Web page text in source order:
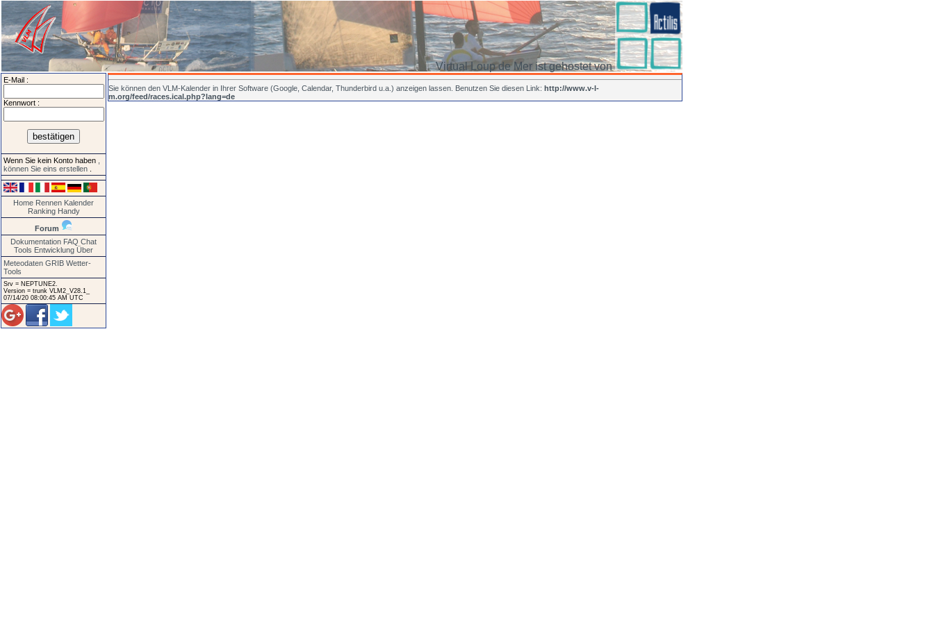
Virtual Loup de Mer ist gehostet von
E-Mail :
Kennwort :
Wenn Sie kein Konto haben
können Sie eins erstellen
Home Rennen Kalender
Ranking Handy
Forum
Dokumentation FAQ Chat
Tools Entwicklung Über
Meteodaten GRIB Wetter-
Tools
Srv = NEPTUNE2.
Version = trunk VLM2_V28.1_
07/14/20 08:00:45 AM UTC
Sie können den VLM-Kalender in Ihrer Software (Google, Calendar, Thunderbird u.a.) anzeigen lassen. Benutzen Sie diesen Link: http://www.v-l-
m.org/feed/races.ical.php?lang=de